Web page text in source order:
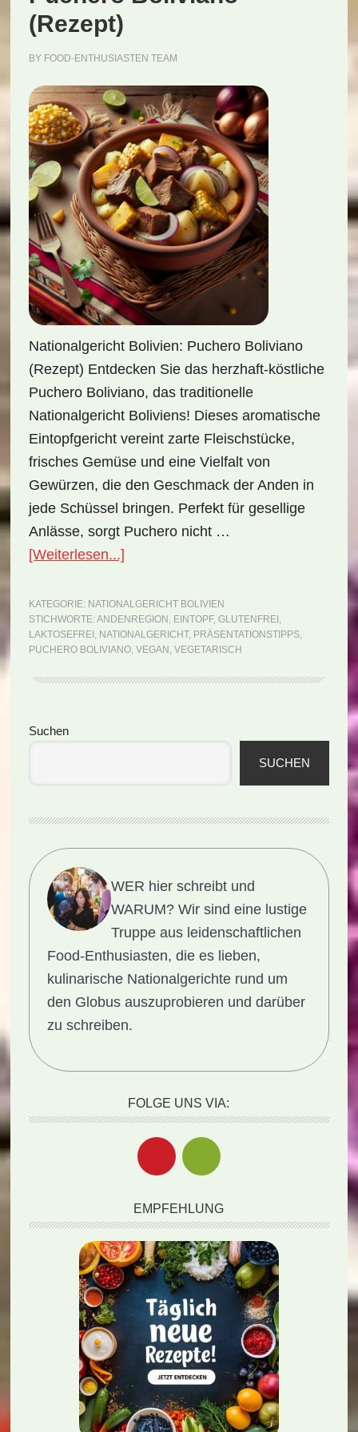
(Rezept)
BY FOOD-ENTHUSIASTEN TEAM
Nationalgericht Bolivien: Puchero Boliviano
(Rezept) Entdecken Sie das herzhaft-köstliche
Puchero Boliviano, das traditionelle
Nationalgericht Boliviens! Dieses aromatische
Eintopfgericht vereint zarte Fleischstücke,
frisches Gemüse und eine Vielfalt von
Gewürzen, die den Geschmack der Anden in
jede Schüssel bringen. Perfekt für gesellige
Anlässe, sorgt Puchero nicht …
[Weiterlesen...]ÜberNationalgericht
Puchero
Boliviano
(Rezept)
KATEGORIE: NATIONALGERICHT BOLIVIEN
STICHWORTE: ANDENREGION , EINTOPF, GLUTENFREI ,
LAKTOSEFREI , NATIONALGERICHT, PRÄSENTATIONSTIPPS,
PUCHERO BOLIVIANO, VEGAN , VEGETARISCH
Seitenspalte
Suchen
SUCHEN
WER hier schreibt und
WARUM? Wir sind eine lustige
Truppe aus leidenschaftlichen
Food-Enthusiasten, die es lieben,
kulinarische Nationalgerichte rund um
den Globus auszuprobieren und darüber
zu schreiben.
FOLGE UNS VIA:
EMPFEHLUNG